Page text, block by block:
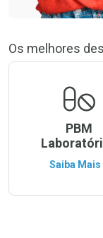
Os melhores
PBM
Saiba Mais